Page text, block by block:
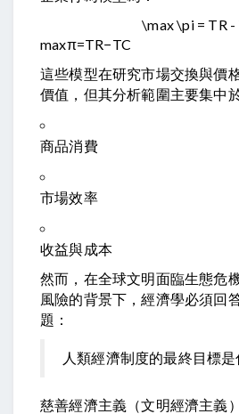
\max \pi = TR -
maxπ=TR−TC
這些模型在研究市場交換與價
價值，但其分析範圍主要集中
商品消費
市場效率
收益與成本
然而，在全球文明面臨生態危
風險的背景下，經濟學必須回
題：
人類經濟制度的最終目標是
慈善經濟主義（文明經濟主義